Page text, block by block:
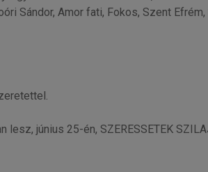
Sándor, Amor fati, Fokos, Szent
június 25-én, SZERESSETEK